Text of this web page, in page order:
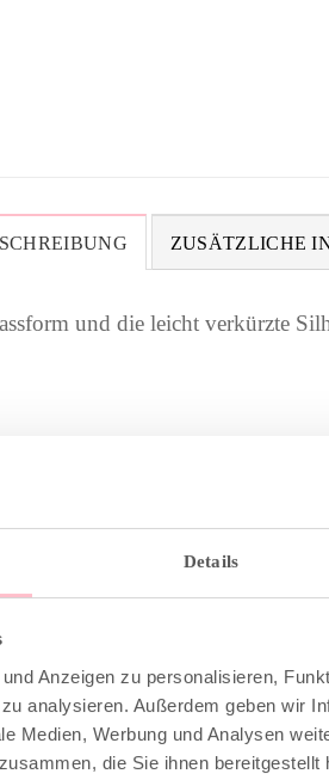
Details
Anzeigen zu personalisieren,
analysieren. Außerdem geben wir
Medien, Werbung und Analysen
die Sie ihnen
ZUSÄTZLICHE
und die leicht verkürzte